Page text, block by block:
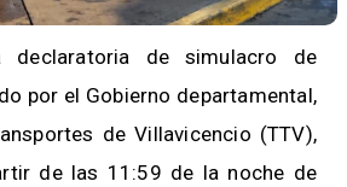
declaratoria de simulacro de
por el Gobierno departamental,
de Villavicencio (TTV),
de las 11:59 de la noche de